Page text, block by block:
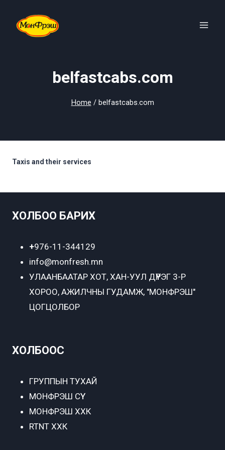
content
belfastcabs.com
Home / belfastcabs.com
Taxis and their services
ХОЛБОО БАРИХ
+976-11-344129
info@monfresh.mn
УЛААНБААТАР ХОТ, ХАН-УУЛ ДҮҮРЭГ 3-Р
ХОРОО, АЖИЛЧНЫ ГУДАМЖ, "МОНФРЭШ"
ЦОГЦОЛБОР
ХОЛБООС
ГРУППЫН ТУХАЙ
МОНФРЭШ СҮҮ
МОНФРЭШ ХХК
RTNT ХХК